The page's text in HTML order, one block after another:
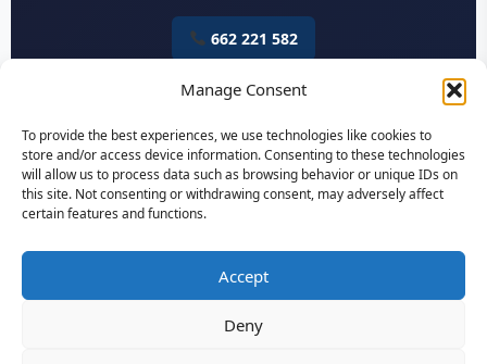
Manage Consent
To provide the best experiences, we use technologies like cookies to
store and/or access device information. Consenting to these technologies
will allow us to process data such as browsing behavior or unique IDs on
this site. Not consenting or withdrawing consent, may adversely affect
certain features and functions.
Accept
Deny
662 221 582
Email Construcción
Aviso Legal|Política de Privacidad|Política de Cookies
© 2026 Perito en Construcción. Todos los derechos reservados.
Aurelio Tamarit Blay - Perito Judicial Colegiado Nº 0161
Informes técnicos con verificación blockchain en